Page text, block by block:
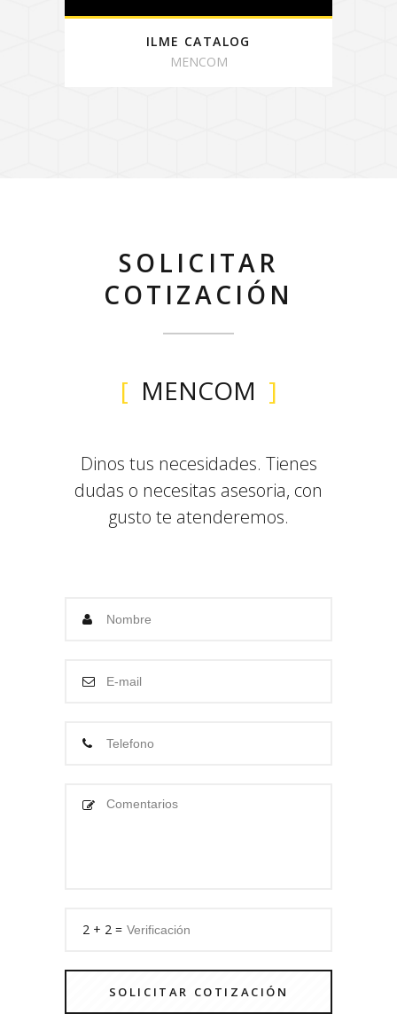
ILME CATALOG
MENCOM
SOLICITAR
COTIZACIÓN
MENCOM
Dinos tus necesidades. Tienes
dudas o necesitas asesoria, con
gusto te atenderemos.
2 + 2 =